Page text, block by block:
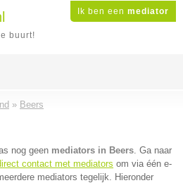
Ik ben een mediator
buurt!
» Beers
nog geen mediators in Beers. Ga naar
contact met mediators om via één e-
mediators tegelijk. Hieronder